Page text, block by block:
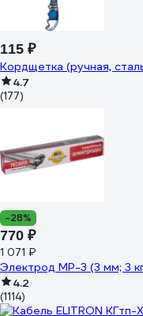
115 ₽
Кордщетка (ручная,
4.7
(177)
-28%
770 ₽
1 071 ₽
Электрод МР-3 (3 мм; 3
4.2
(1114)